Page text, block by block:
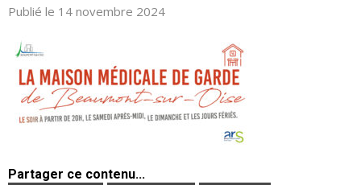
Publié le 14 novembre 2024
Partager ce contenu...